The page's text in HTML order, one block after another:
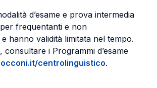
d’esame e prova intermedia
frequentanti e non
hanno validità limitata nel tempo.
consultare i Programmi d’esame
centrolinguistico.